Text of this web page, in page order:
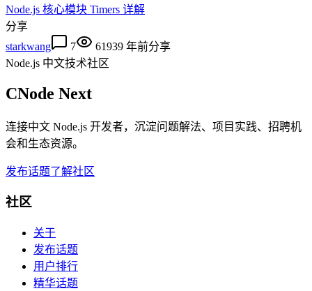
Node.js 核心模块 Timers 详解
分享
starkwang
7 61939 年前分享
Node.js 中文技术社区
CNode Next
连接中文 Node.js 开发者，沉淀问题解法、项目实践、招聘机
会和生态资源。
发布话题了解社区
社区
关于
发布话题
用户排行
精华话题